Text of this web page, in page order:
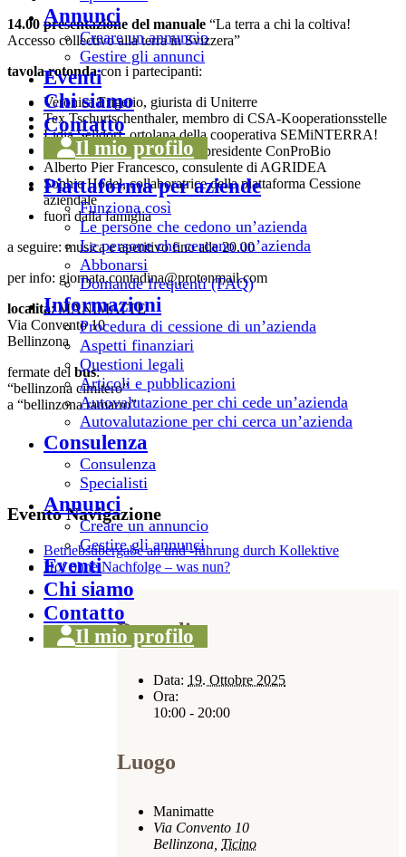
Annunci
Creare un annuncio
Gestire gli annunci
Eventi
Chi siamo
Contatto
Il mio profilo
Piattaforma per aziende
Funziona così
Le persone che cedono un’azienda
Le persone che cercano un’azienda
Abbonarsi
Domande frequenti (FAQ)
Informazioni
Procedura di cessione di un’azienda
Aspetti finanziari
Questioni legali
Articoli e pubblicazioni
Autovalutazione per chi cede un’azienda
Autovalutazione per chi cerca un’azienda
Consulenza
Consulenza
Specialisti
Annunci
Creare un annuncio
Gestire gli annunci
Eventi
Chi siamo
Contatto
Il mio profilo
14.00 presentazione del manuale “La terra a chi la coltiva!
Accesso collectivo alla terra in Svizzera”
tavola rotondacon i partecipanti:
Veronica Frigerio, giurista di Uniterre
Tex Tschurtschenthaler, membro di CSA-Kooperationsstelle
Lidia Selldorf, ortolana della cooperativa SEMiNTERRA!
Michele Togni, contadino e presidente ConProBio
Alberto Pier Francesco, consulente di AGRIDEA
Sophie Hodel, collaboratrice della piattaforma Cessione
aziendale
fuori dalla famiglia
a seguire: musica e aperitivo fino alle 20.00
per info: giornata.contadina@protonmail.com
località: MANIMATTE
Via Convento 10
Bellinzona
fermate del bus:
“bellinzona cimitero”
a “bellinzona ramarro”
Evento Navigazione
Betriebsübergabe an und -führung durch Kollektive
Hof ohne Nachfolge – was nun?
Dettagli
Data: 19. Ottobre 2025
Ora:
10:00 - 20:00
Luogo
Manimatte
Via Convento 10
Bellinzona Ticino